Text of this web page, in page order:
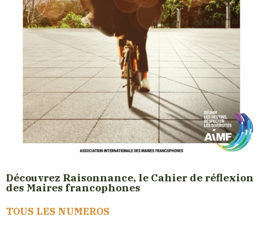
Découvrez Raisonnance, le Cahier de réflexion
des Maires francophones
TOUS LES NUMEROS